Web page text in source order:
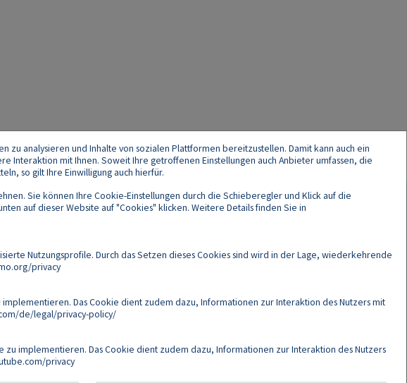
zu analysieren und Inhalte von sozialen Plattformen bereitzustellen. Damit kann auch ein
Interaktion mit Ihnen. Soweit Ihre getroffenen Einstellungen auch Anbieter umfassen, die
so gilt Ihre Einwilligung auch hierfür.
Sie können Ihre Cookie-Einstellungen durch die Schieberegler und Klick auf die
auf dieser Website auf "Cookies" klicken. Weitere Details finden Sie in
Nutzungsprofile. Durch das Setzen dieses Cookies sind wird in der Lage, wiederkehrende
privacy
Das Cookie dient zudem dazu, Informationen zur Interaktion des Nutzers mit
de/legal/privacy-policy/
zu implementieren. Das Cookie dient zudem dazu, Informationen zur Interaktion des Nutzers
privacy